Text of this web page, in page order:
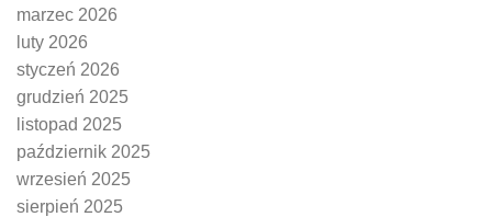
marzec 2026
luty 2026
styczeń 2026
grudzień 2025
listopad 2025
październik 2025
wrzesień 2025
sierpień 2025